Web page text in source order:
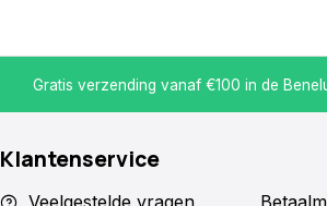
Gratis verzending vanaf €100 in de
Klantenservice
Veelgestelde vragen